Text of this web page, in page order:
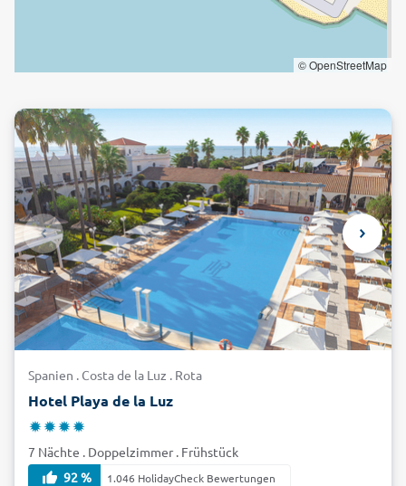
© OpenStreetMap
Spanien . Costa de la Luz . Rota
Hotel Playa de la Luz
7 Nächte . Doppelzimmer . Frühstück
92 %
1.046 HolidayCheck Bewertungen